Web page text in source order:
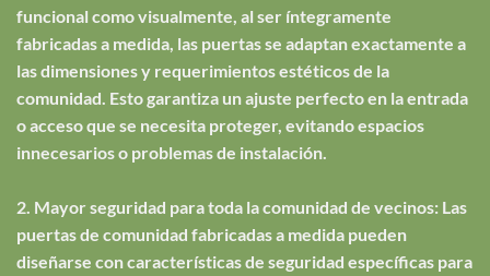
funcional como visualmente, al ser íntegramente
fabricadas a medida, las puertas se adaptan exactamente a
las dimensiones y requerimientos estéticos de la
comunidad. Esto garantiza un ajuste perfecto en la entrada
o acceso que se necesita proteger, evitando espacios
innecesarios o problemas de instalación.
2. Mayor seguridad para toda la comunidad de vecinos: Las
puertas de comunidad fabricadas a medida pueden
diseñarse con características de seguridad específicas para